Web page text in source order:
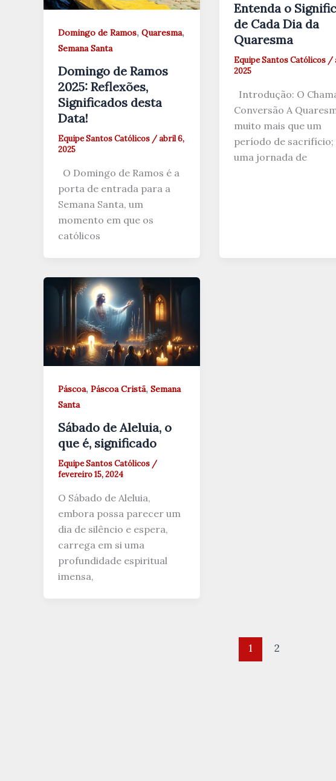
Domingo de Ramos, Quaresma,
Semana Santa
Domingo de Ramos
2025: Reflexões,
Significados desta
Data!
Equipe Santos Católicos /abril 6,
2025
O Domingo de Ramos é a
porta de entrada para a
Semana Santa, um
momento em que os
católicos
Entenda o
de Cada Dia da
Quaresma
Equipe Santos Católicos /
2025
Introdução: O
Conversão A
muito mais que um
período de sacrifício;
uma jornada de
Páscoa, Páscoa Cristã, Semana
Santa
Sábado de Aleluia, o
que é, significado
Equipe Santos Católicos /
fevereiro 15, 2024
O Sábado de Aleluia,
embora possa parecer um
dia de silêncio e espera,
carrega em si uma
profundidade espiritual
imensa,
1 2